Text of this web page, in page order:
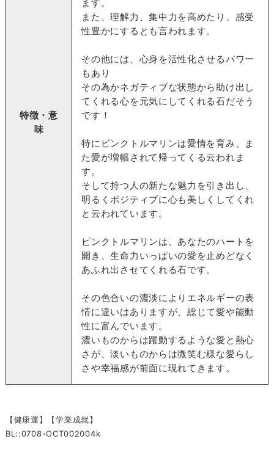
特徴・意
味
ます。
また、理解力、集中力を高めたり、感受
性豊かにするとも言われます。
その他には、心身を活性化させるパワー
もあり
その為かネガティブな状態から助け出し
てくれる心を元気にしてくれる石だそう
です！
特にピンクトルマリンは愛情を育み、ま
た愛が増幅されて帰ってくる云われま
す。
そして持つ人の新たな魅力を引き出し、
明るくポジティブに心も美しくしてくれ
と云われています。
ピンクトルマリンは、あなたのハートを
開き、生命力いっぱいの愛を止めどなく
あふれ出させてくれる石です。
その色合いの濃淡によりエネルギーの表
情に違いはありますが、総じて愛や能動
性に富んでいます。
濃いものからは躍動するような愛と熱心
さが、淡いものからは微笑む様な愛らし
さや幸福感が前面に現れてきます。
【健康運】【学業成就】
BL::0708-OCT002004k